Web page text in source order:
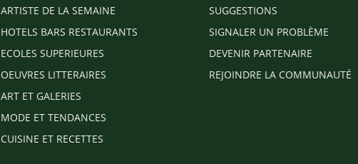
ARTISTE DE LA SEMAINE
HOTELS BARS RESTAURANTS
ECOLES SUPERIEURES
OEUVRES LITTERAIRES
ART ET GALERIES
MODE ET TENDANCES
CUISINE ET RECETTES
SUGGESTIONS
SIGNALER UN PROBLÈME
DEVENIR PARTENAIRE
REJOINDRE LA COMMUNAUTÉ